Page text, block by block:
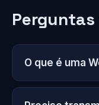
O que é uma